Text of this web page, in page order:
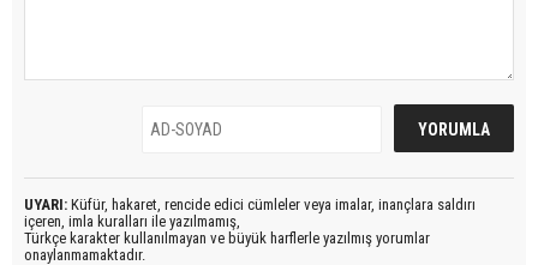
UYARI: Küfür, hakaret, rencide edici cümleler veya imalar, inançlara saldırı
içeren, imla kuralları ile yazılmamış,
Türkçe karakter kullanılmayan ve büyük harflerle yazılmış yorumlar
onaylanmamaktadır.